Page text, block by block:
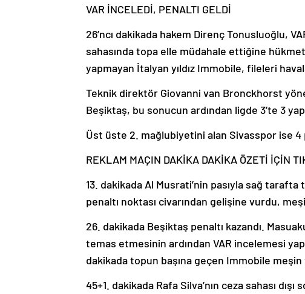
VAR İNCELEDİ, PENALTI GELDİ
26’ncı dakikada hakem Direnç Tonusluoğlu,
sahasında topa elle müdahale ettiğine
yapmayan İtalyan yıldız Immobile, fileleri
Teknik direktör Giovanni van Bronckhorst
Beşiktaş, bu sonucun ardından ligde 3’te 3
Üst üste 2. mağlubiyetini alan Sivasspor ise 4
REKLAM MAÇIN DAKİKA DAKİKA ÖZETİ İÇİN
13. dakikada Al Musrati’nin pasıyla sağ
penaltı noktası civarından gelişine vurdu,
26. dakikada Beşiktaş penaltı kazandı.
temas etmesinin ardından VAR incelemesi
dakikada topun başına geçen Immobile
45+1. dakikada Rafa Silva’nın ceza sahası